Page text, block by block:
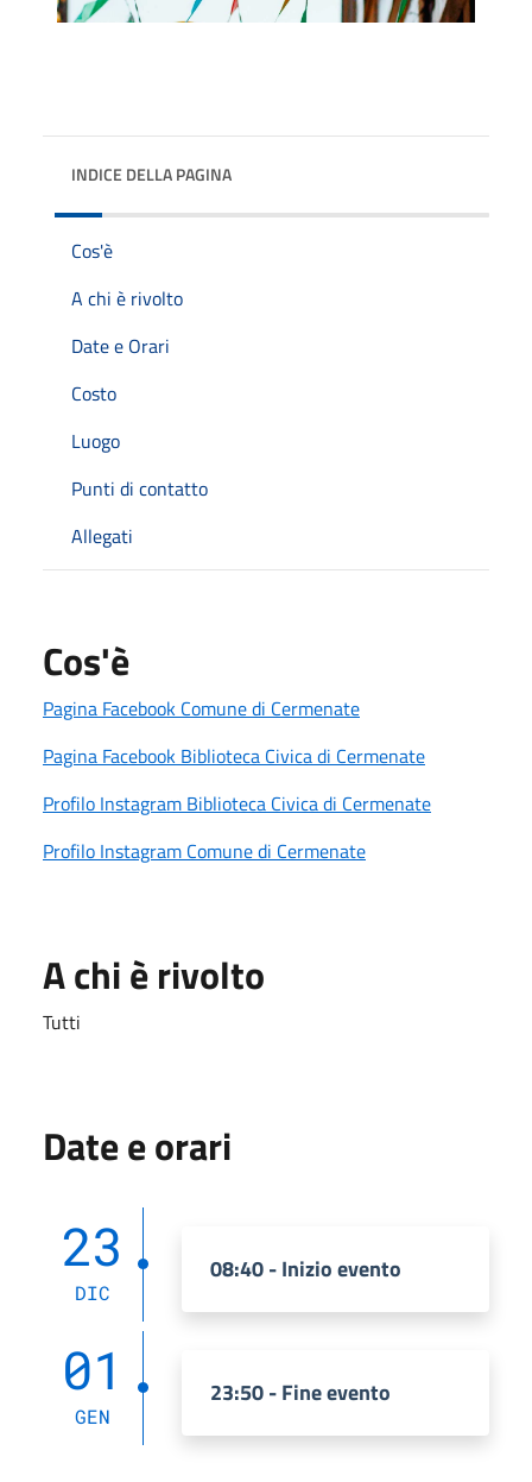
INDICE DELLA PAGINA
Cos'è
A chi è rivolto
Date e Orari
Costo
Luogo
Punti di contatto
Allegati
Cos'è
Pagina Facebook Comune di Cermenate
Pagina Facebook Biblioteca Civica di Cermenate
Profilo Instagram Biblioteca Civica di Cermenate
Profilo Instagram Comune di Cermenate
A chi è rivolto
Tutti
Date e orari
23
DIC
08:40 - Inizio evento
01
GEN
23:50 - Fine evento